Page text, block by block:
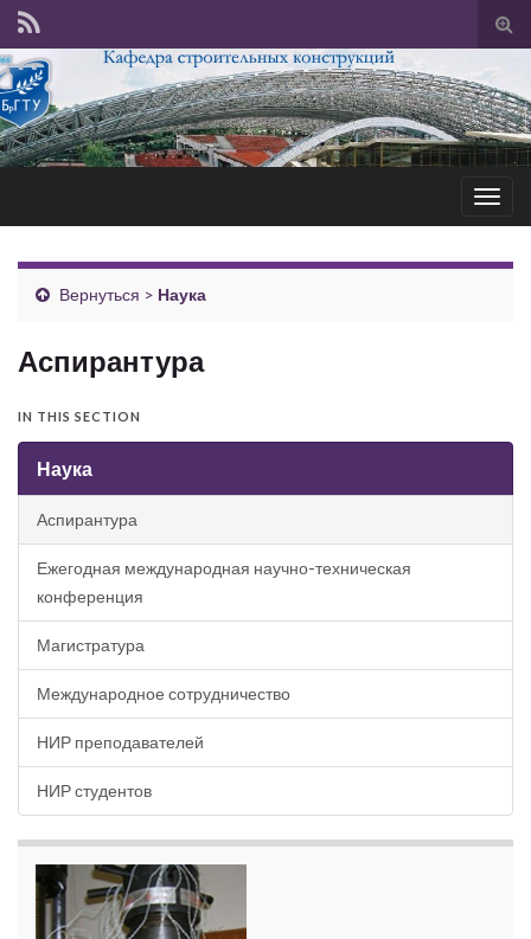
Вернуться > Наука
Аспирантура
IN THIS SECTION
Наука
Аспирантура
Ежегодная международная научно-техническая
конференция
Магистратура
Международное сотрудничество
НИР преподавателей
НИР студентов